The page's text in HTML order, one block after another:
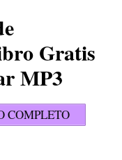
Gratis
MP3
COMPLETO